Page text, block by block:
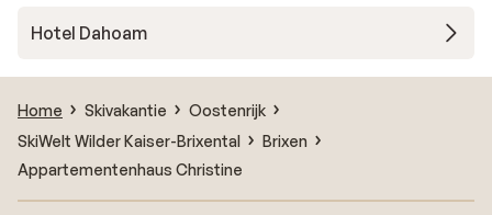
Hotel Dahoam
Home Skivakantie
Oostenrijk
SkiWelt Wilder Kaiser-Brixental
Brixen
Appartementenhaus Christine